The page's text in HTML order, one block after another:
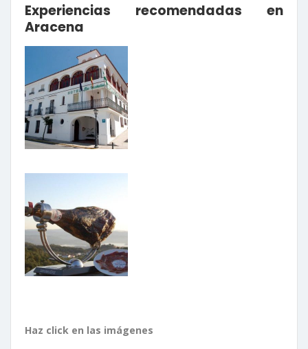
Experiencias recomendadas en
Aracena
Haz click en las imágenes